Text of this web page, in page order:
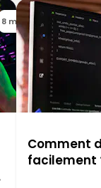
8 min
Comment
facilement